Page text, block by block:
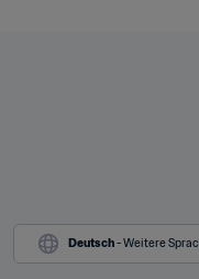
Deutsch - Weitere